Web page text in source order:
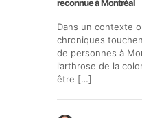
reconnue à Montréal
Dans un contexte
chroniques
de personnes à
l’arthrose de la
être […]